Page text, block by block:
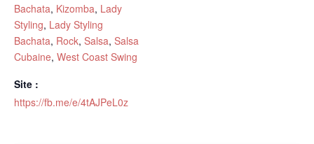
Bachata, Kizomba, Lady
Styling, Lady Styling
Bachata, Rock, Salsa, Salsa
Cubaine, West Coast Swing
Site :
https://fb.me/e/4tAJPeL0z